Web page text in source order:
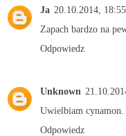
Ja 20.10.2014, 18:55
Zapach bardzo na
Odpowiedz
Unknown
Uwielbiam cynamon.
Odpowiedz